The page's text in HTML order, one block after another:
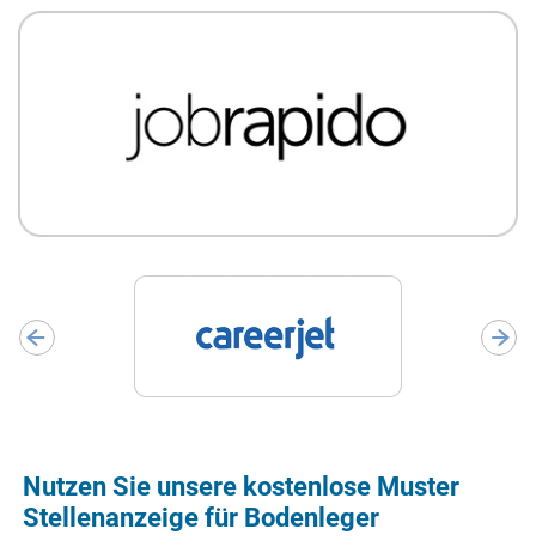
Nutzen Sie unsere kostenlose Muster
Stellenanzeige für Bodenleger